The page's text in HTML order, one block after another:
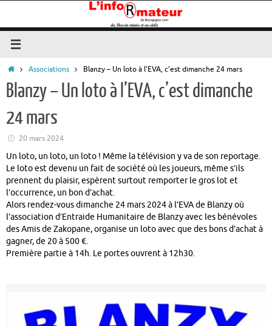
contenu
Accueil
Associations Blanzy – Un loto à l’EVA, c’est dimanche 24 mars
Blanzy – Un loto à l’EVA, c’est dimanche
24 mars
20 mars 2024
Un loto, un loto, un loto ! Même la télévision y va de son reportage.
Le loto est devenu un fait de société où les joueurs, même s’ils
prennent du plaisir, espèrent surtout remporter le gros lot et
l’occurrence, un bon d’achat.
Alors rendez-vous dimanche 24 mars 2024 à l’EVA de Blanzy où
l’association d’Entraide Humanitaire de Blanzy avec les bénévoles
des Amis de Zakopane, organise un loto avec que des bons d’achat à
gagner, de 20 à 500 €.
Première partie à 14h. Le portes ouvrent à 12h30.